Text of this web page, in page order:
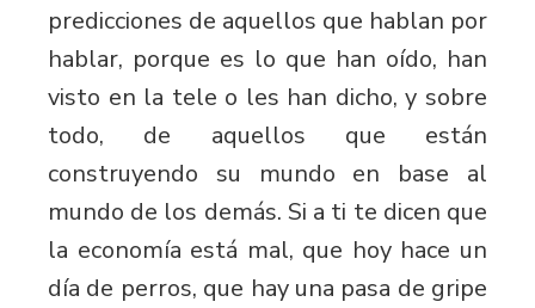
predicciones de aquellos que hablan por
hablar, porque es lo que han oído, han
visto en la tele o les han dicho, y sobre
todo, de aquellos que están
construyendo su mundo en base al
mundo de los demás. Si a ti te dicen que
la economía está mal, que hoy hace un
día de perros, que hay una pasa de gripe